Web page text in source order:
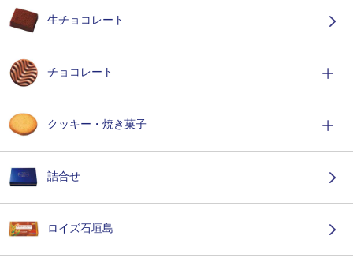
生チョコレート
チョコレート
クッキー・焼き菓子
詰合せ
ロイズ石垣島